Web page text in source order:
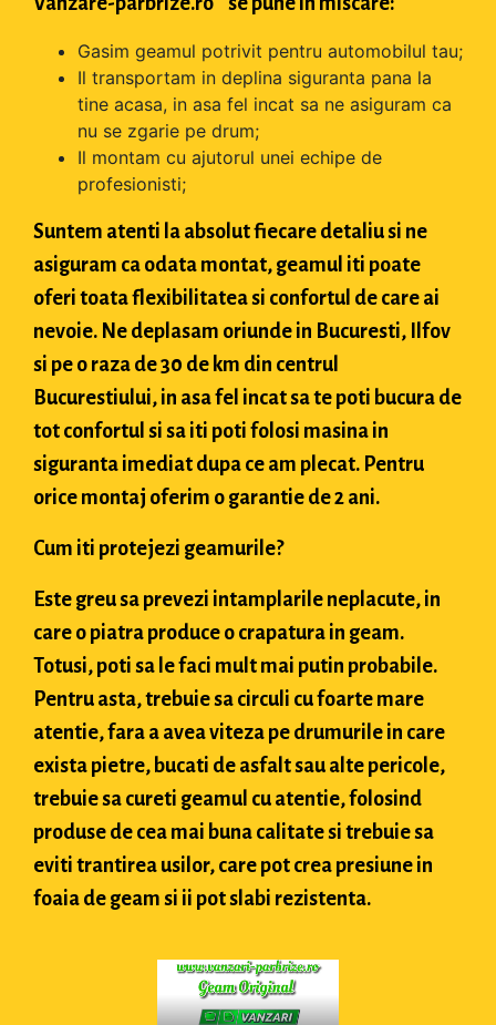
Gasim geamul potrivit pentru automobilul tau;
Il transportam in deplina siguranta pana la
tine acasa, in asa fel incat sa ne asiguram ca
nu se zgarie pe drum;
Il montam cu ajutorul unei echipe de
profesionisti;
Suntem atenti la absolut fiecare detaliu si ne
asiguram ca odata montat, geamul iti poate
oferi toata flexibilitatea si confortul de care ai
nevoie. Ne deplasam oriunde in Bucuresti, Ilfov
si pe o raza de 30 de km din centrul
Bucurestiului, in asa fel incat sa te poti bucura de
tot confortul si sa iti poti folosi masina in
siguranta imediat dupa ce am plecat. Pentru
orice montaj oferim o garantie de 2 ani.
Cum iti protejezi geamurile?
Este greu sa prevezi intamplarile neplacute, in
care o piatra produce o crapatura in geam.
Totusi, poti sa le faci mult mai putin probabile.
Pentru asta, trebuie sa circuli cu foarte mare
atentie, fara a avea viteza pe drumurile in care
exista pietre, bucati de asfalt sau alte pericole,
trebuie sa cureti geamul cu atentie, folosind
produse de cea mai buna calitate si trebuie sa
eviti trantirea usilor, care pot crea presiune in
foaia de geam si ii pot slabi rezistenta.